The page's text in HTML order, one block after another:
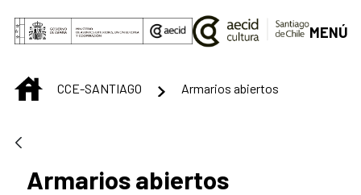
Saltar al contenido principal
MENÚ
INICIOCCE-SANTIAGO Armarios abiertos
Armarios abiertos